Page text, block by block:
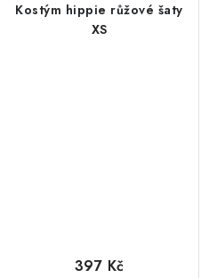
Kostým hippie růžové šaty
XS
397 Kč